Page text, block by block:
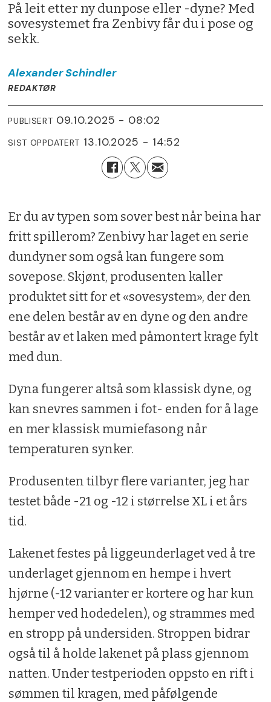
På leit etter ny dunpose eller -dyne? Med
sovesystemet fra Zenbivy får du i pose og
sekk.
AlexanderSchindler
REDAKTØR
PUBLISERT 09.10.2025 - 08:02
SIST OPPDATERT 13.10.2025 - 14:52
Er du av typen som sover best når beina har
fritt spillerom? Zenbivy har laget en serie
dundyner som også kan fungere som
sovepose. Skjønt, produsenten kaller
produktet sitt for et «sovesystem», der den
ene delen består av en dyne og den andre
består av et laken med påmontert krage fylt
med dun.
Dyna fungerer altså som klassisk dyne, og
kan snevres sammen i fot- enden for å lage
en mer klassisk mumiefasong når
temperaturen synker.
Produsenten tilbyr flere varianter, jeg har
testet både -21 og -12 i størrelse XL i et års
tid.
Lakenet festes på liggeunderlaget ved å tre
underlaget gjennom en hempe i hvert
hjørne (-12 varianter er kortere og har kun
hemper ved hodedelen), og strammes med
en stropp på undersiden. Stroppen bidrar
også til å holde lakenet på plass gjennom
natten. Under testperioden oppsto en rift i
sømmen til kragen, med påfølgende